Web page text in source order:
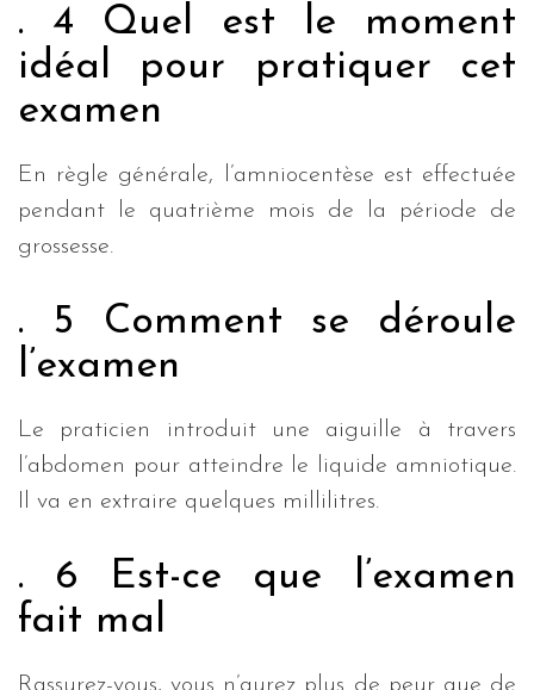
. 4 Quel est le moment
idéal pour pratiquer cet
examen
En règle générale, l’amniocentèse est effectuée
pendant le quatrième mois de la période de
grossesse.
. 5 Comment se déroule
l’examen
Le praticien introduit une aiguille à travers
l’abdomen pour atteindre le liquide amniotique.
Il va en extraire quelques millilitres.
. 6 Est-ce que l’examen
fait mal
Rassurez-vous, vous n’aurez plus de peur que de